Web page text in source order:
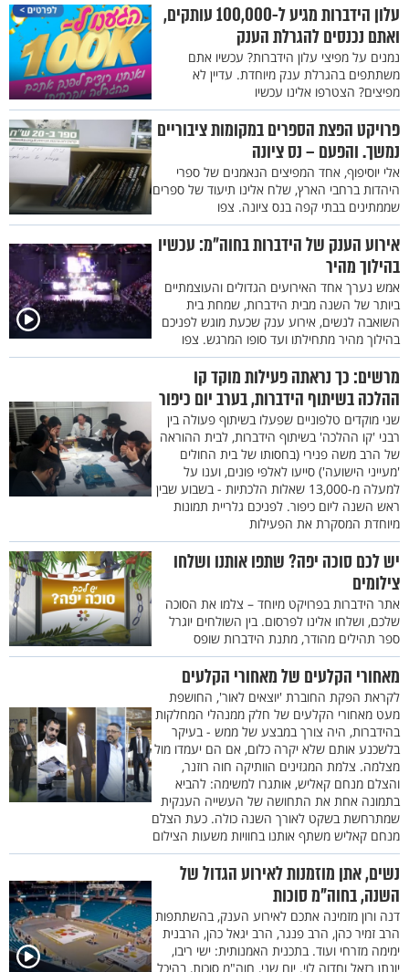
עלון הידברות מגיע ל-100,000 עותקים,
ואתם נכנסים להגרלת הענק
נמנים על מפיצי עלון הידברות? עכשיו אתם
משתתפים בהגרלת ענק מיוחדת. עדיין לא
מפיצים? הצטרפו אלינו עכשיו
פרויקט הפצת הספרים במקומות ציבוריים
נמשך. והפעם – נס ציונה
אלי יוסיפוף, אחד המפיצים הנאמנים של ספרי
היהדות ברחבי הארץ, שלח אלינו תיעוד של ספרים
שממתינים בבתי קפה בנס ציונה. צפו
אירוע הענק של הידברות בחוה"מ: עכשיו
בהילוך מהיר
אמש נערך אחד האירועים הגדולים והעוצמתיים
ביותר של השנה מבית הידברות, שמחת בית
השואבה לנשים, אירוע ענק שכעת מוגש לפניכם
בהילוך מהיר מתחילתו ועד סופו המרגש. צפו
מרשים: כך נראתה פעילות מוקד קו
ההלכה בשיתוף הידברות, בערב יום כיפור
שני מוקדים טלפוניים שפעלו בשיתוף פעולה בין
רבני 'קו ההלכה' בשיתוף הידברות, לבית ההוראה
של הרב משה פנירי (בחסותו של בית החולים
'מעייני הישועה') סייעו לאלפי פונים, וענו על
למעלה מ-13,000 שאלות הלכתיות - בשבוע שבין
ראש השנה ליום כיפור. לפניכם גלריית תמונות
מיוחדת המסקרת את הפעילות
יש לכם סוכה יפה? שתפו אותנו ושלחו
צילומים
אתר הידברות בפרויקט מיוחד – צלמו את הסוכה
שלכם, ושלחו אלינו לפרסום. בין השולחים יוגרל
ספר תהילים מהודר, מתנת הידברות שופס
מאחורי הקלעים של מאחורי הקלעים
לקראת הפקת החוברת 'יוצאים לאור', החושפת
מעט מאחורי הקלעים של חלק ממנהלי המחלקות
בהידברות, היה צורך במבצע של ממש - בעיקר
בלשכנע אותם שלא יקרה כלום, אם הם יעמדו מול
מצלמה. צלמת המגזינים הוותיקה חוה רוזנר,
והצלם מנחם קאליש, אותגרו למשימה: להביא
בתמונה אחת את התחושה של העשייה הענקית
שמתרחשת בשקט לאורך השנה כולה. כעת הצלם
מנחם קאליש משתף אותנו בחוויות משעות הצילום
נשים, אתן מוזמנות לאירוע הגדול של
השנה, בחוה"מ סוכות
דנה ורון מזמינה אתכם לאירוע הענק, בהשתתפות
הרב זמיר כהן, הרב פנגר, הרב יגאל כהן, הרבנית
ימימה מזרחי ועוד. בתכנית האמנותית: ישי ריבו,
יונתן רזאל וחדוה לוי. יום שני, חוה"מ סוכות, בהיכל